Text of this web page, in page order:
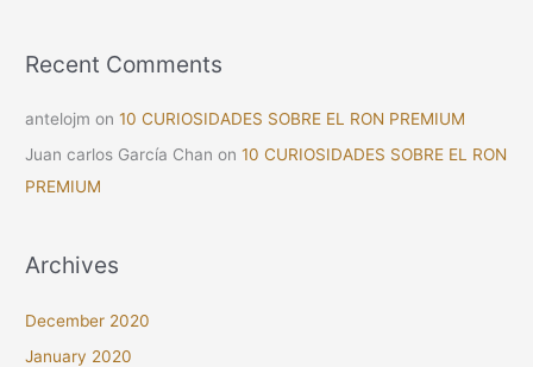
Recent Comments
antelojm on10 CURIOSIDADES SOBRE EL RON PREMIUM
Juan carlos García Chan on10 CURIOSIDADES SOBRE EL RON
PREMIUM
Archives
December 2020
January 2020